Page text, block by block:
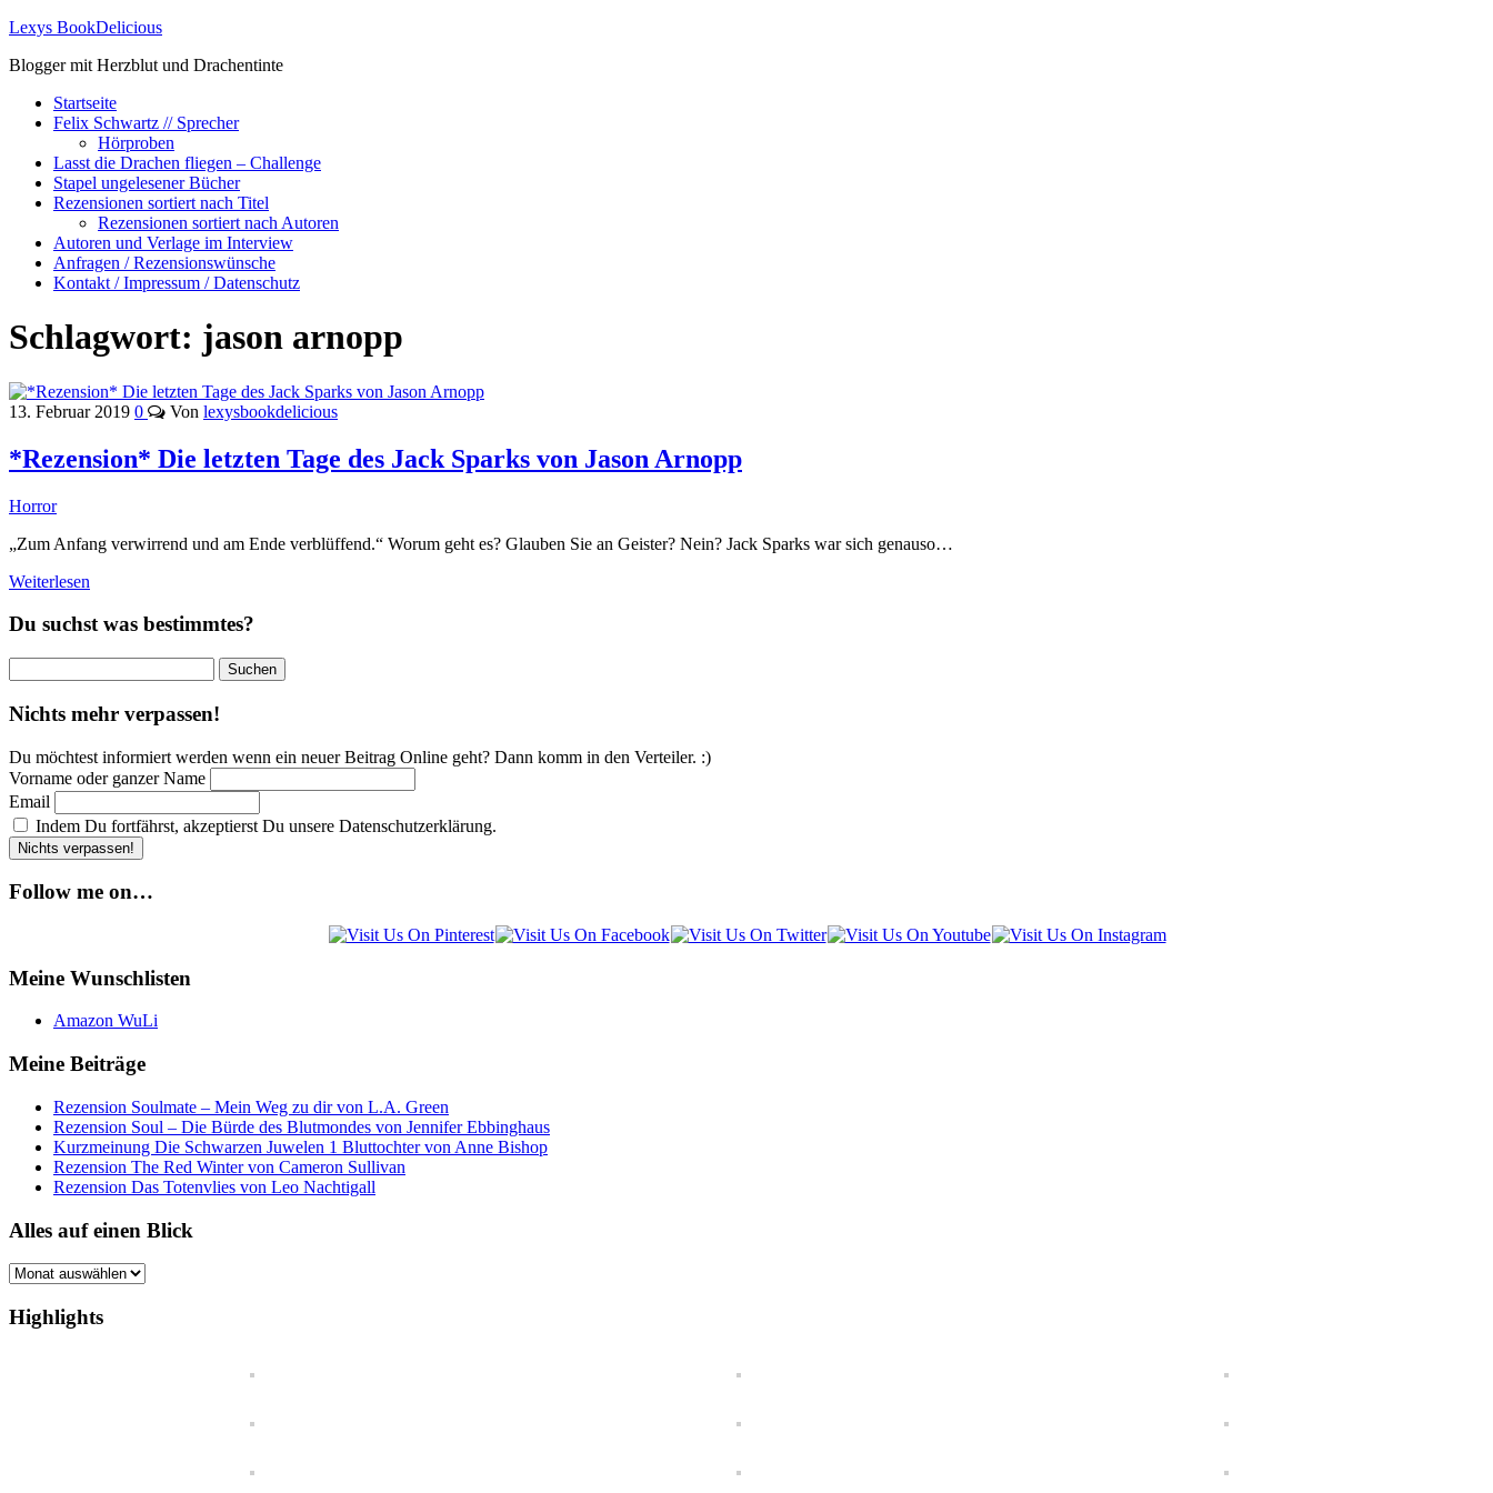
Lexys BookDelicious
Blogger mit Herzblut und Drachentinte
Startseite
Felix Schwartz // Sprecher
Hörproben
Lasst die Drachen fliegen – Challenge
Stapel ungelesener Bücher
Rezensionen sortiert nach Titel
Rezensionen sortiert nach Autoren
Autoren und Verlage im Interview
Anfragen / Rezensionswünsche
Kontakt / Impressum / Datenschutz
Schlagwort: jason arnopp
13. Februar 2019 0 Von lexysbookdelicious
*Rezension* Die letzten Tage des Jack Sparks von Jason Arnopp
Horror
„Zum Anfang verwirrend und am Ende verblüffend.“ Worum geht es? Glauben Sie an Geister? Nein? Jack Sparks war sich genauso…
Weiterlesen
Du suchst was bestimmtes?
nach:
Nichts mehr verpassen!
Du möchtest informiert werden wenn ein neuer Beitrag Online geht? Dann komm in den Verteiler. :)
Vorname oder ganzer Name
Email
Indem Du fortfährst, akzeptierst Du unsere Datenschutzerklärung.
Follow me on…
Meine Wunschlisten
Amazon WuLi
Meine Beiträge
Rezension Soulmate – Mein Weg zu dir von L.A. Green
Rezension Soul – Die Bürde des Blutmondes von Jennifer Ebbinghaus
Kurzmeinung Die Schwarzen Juwelen 1 Bluttochter von Anne Bishop
Rezension The Red Winter von Cameron Sullivan
Rezension Das Totenvlies von Leo Nachtigall
Alles auf einen Blick
Alles
einen
Blick
Highlights